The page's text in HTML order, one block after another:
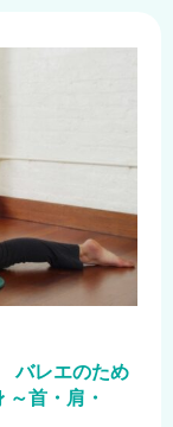
バレエのため
首・肩・